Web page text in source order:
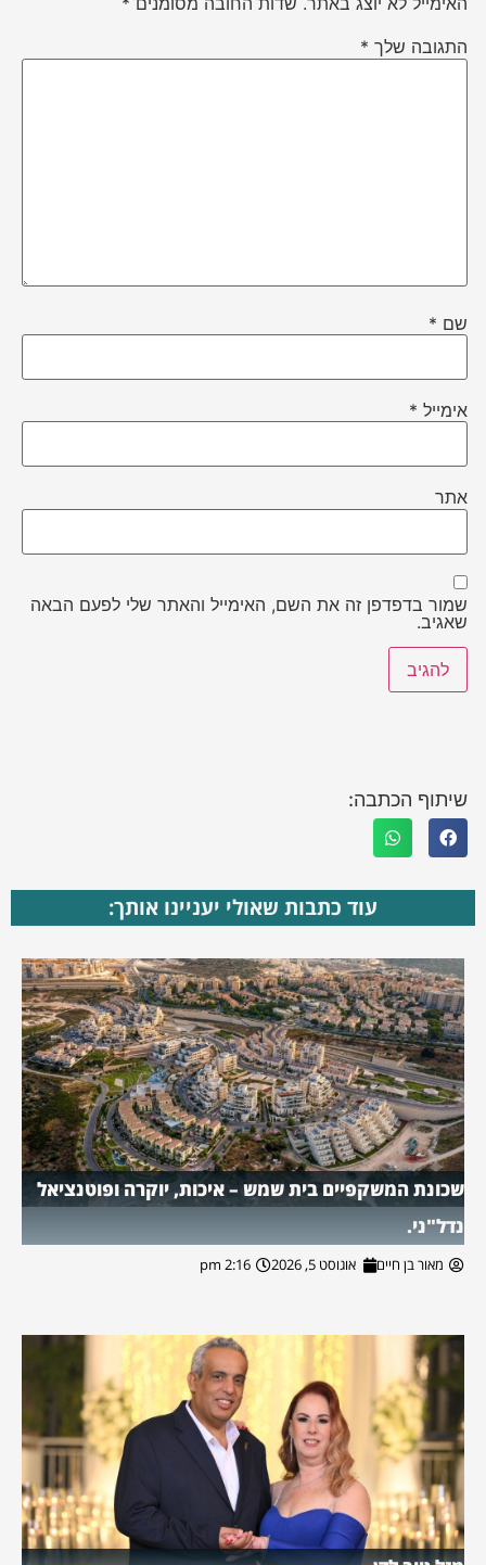
התגובה שלך *
שם *
אימייל *
אתר
שמור בדפדפן זה את השם, האימייל והאתר שלי לפעם הבאה
שאגיב.
שיתוף הכתבה:
עוד כתבות שאולי יעניינו אותך:
שכונת המשקפיים בית שמש – איכות, יוקרה ופוטנציאל
נדל"ני.
מאור בן חיים אוגוסט 5, 2026 2:16 pm